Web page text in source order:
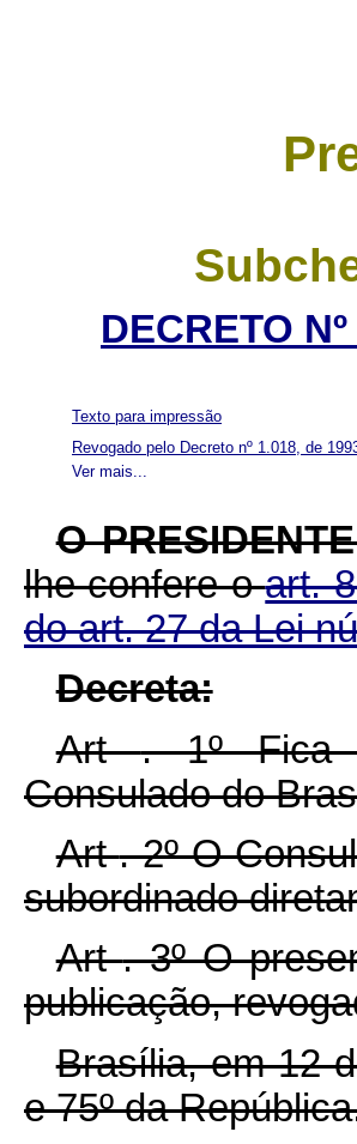
DECRETO
Ver mais...
Texto para impressão
Revogado pelo Decreto nº 1.018, de
O
lhe confere oart.
do art. 27 da Lei
Decreta:
Art. 1º Fica
Consulado do
Art. 2º O
subordinado
Art. 3º O
publicação,
Brasília, em 12
e 75º da